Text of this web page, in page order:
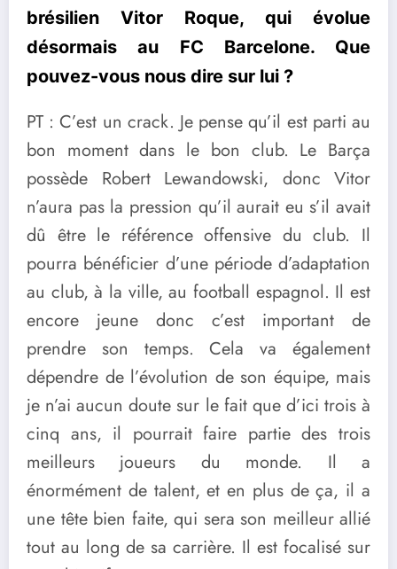
brésilien Vitor Roque, qui évolue
désormais au FC Barcelone. Que
pouvez-vous nous dire sur lui ?
PT : C’est un crack. Je pense qu’il est parti au
bon moment dans le bon club. Le Barça
possède Robert Lewandowski, donc Vitor
n’aura pas la pression qu’il aurait eu s’il avait
dû être le référence offensive du club. Il
pourra bénéficier d’une période d’adaptation
au club, à la ville, au football espagnol. Il est
encore jeune donc c’est important de
prendre son temps. Cela va également
dépendre de l’évolution de son équipe, mais
je n’ai aucun doute sur le fait que d’ici trois à
cinq ans, il pourrait faire partie des trois
meilleurs joueurs du monde. Il a
énormément de talent, et en plus de ça, il a
une tête bien faite, qui sera son meilleur allié
tout au long de sa carrière. Il est focalisé sur